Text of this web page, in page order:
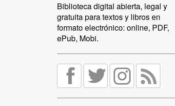
Biblioteca digital abierta, legal y
gratuita para textos y libros en
formato electrónico: online, PDF,
ePub, Mobi.